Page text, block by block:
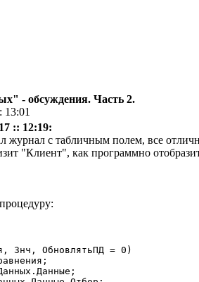
- обсуждения. Часть 2.
:: 12:19:
журнал с табличным полем, все
"Клиент", как программно
Знч, ОбновлятьПД = 0)